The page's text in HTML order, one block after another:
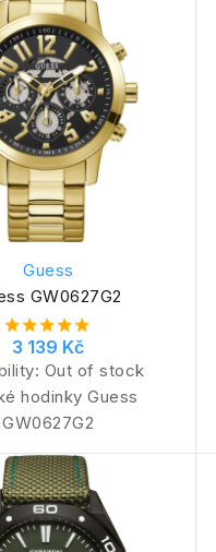
Guess
GW0627G2
3 139 Kč
Out of stock
hodinky Guess
GW0627G2